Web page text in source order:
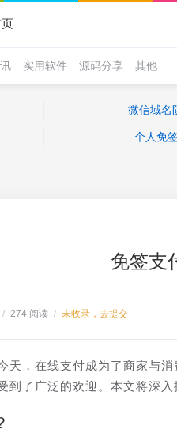
实用软件 源码分享 其他
微信域名
个人免
免签支
/ 274 阅读 / 未收录，去提交
天，在线支付成为了商家与
到了广泛的欢迎。本文将深